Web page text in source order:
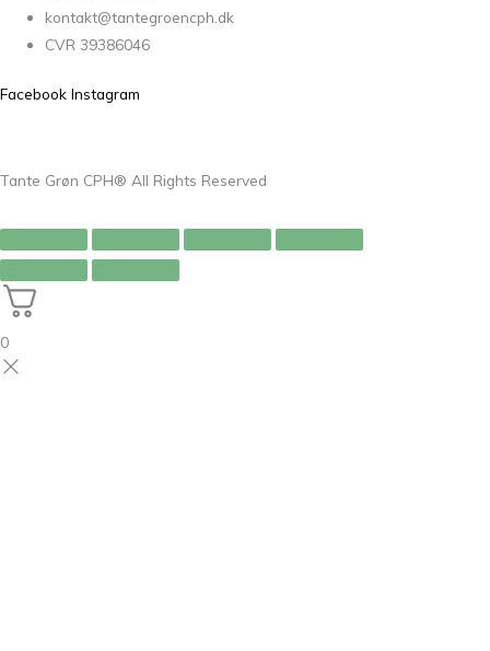
kontakt@tantegroencph.dk
CVR 39386046
Facebook Instagram
Tante Grøn CPH® All Rights Reserved
0